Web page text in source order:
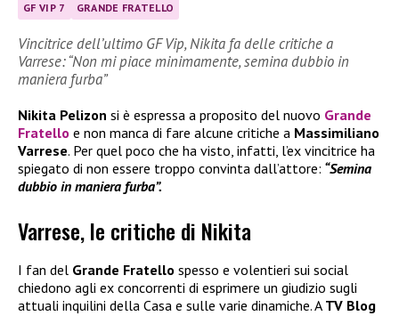
GF VIP 7 GRANDE FRATELLO
Vincitrice dell’ultimo GF Vip, Nikita fa delle critiche a
Varrese: “Non mi piace minimamente, semina dubbio in
maniera furba”
Nikita Pelizon si è espressa a proposito del nuovo Grande
Fratello e non manca di fare alcune critiche a Massimiliano
Varrese. Per quel poco che ha visto, infatti, l’ex vincitrice ha
spiegato di non essere troppo convinta dall’attore: “Semina
dubbio in maniera furba”.
Varrese, le critiche di Nikita
I fan del Grande Fratello spesso e volentieri sui social
chiedono agli ex concorrenti di esprimere un giudizio sugli
attuali inquilini della Casa e sulle varie dinamiche. A TV Blog